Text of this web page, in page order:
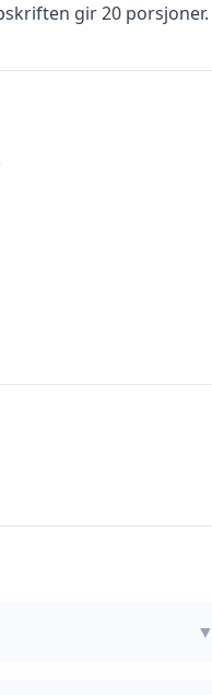
gir20 porsjoner.
▼